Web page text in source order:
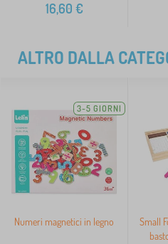
16,60 €
ALTRO DALLA
3-5 GIORNI
Numeri magnetici in legno
Small